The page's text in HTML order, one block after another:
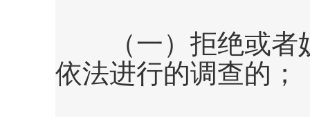
（一）拒绝或者
依法进行的调查的；